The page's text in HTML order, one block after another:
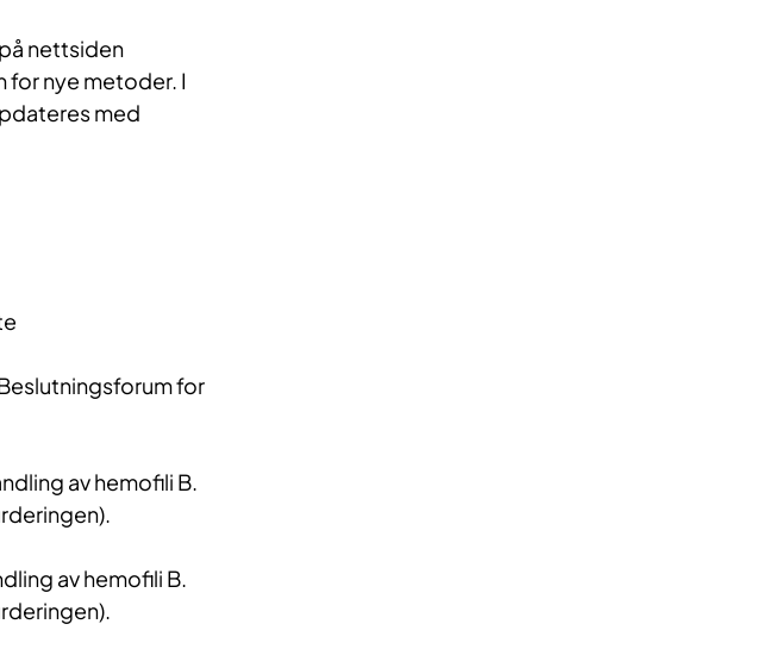
nettsiden
nye metoder. I
med
for
av hemofili B.
av hemofili B.